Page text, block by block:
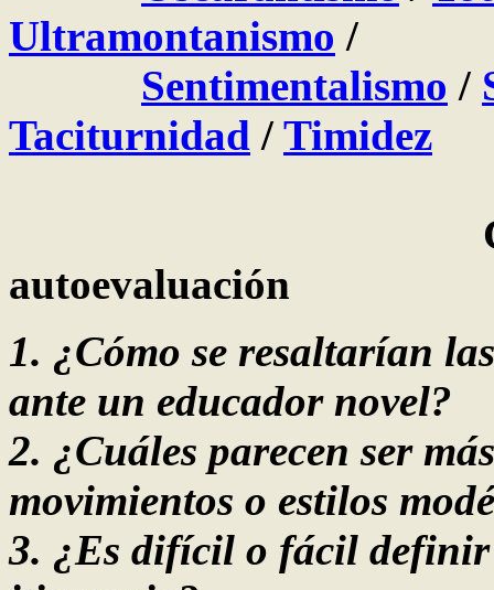
Ultramontanismo /
Sentimentalismo /
Taciturnidad / Timidez
autoevaluación
1. ¿Cómo se resaltarían
ante un educador novel?
2. ¿Cuáles parecen ser
movimientos o estilos
3. ¿Es difícil o fácil definir